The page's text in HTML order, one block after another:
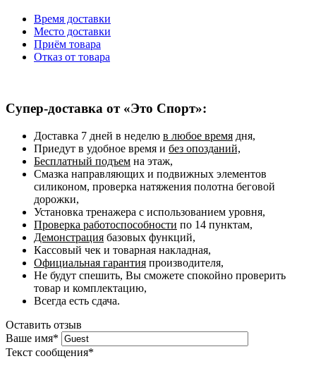
Время доставки
Место доставки
Приём товара
Отказ от товара
Супер-доставка от «Это Спорт»:
Доставка 7 дней в неделю в любое время дня,
Приедут в удобное время и без опозданий,
Бесплатный подъем на этаж,
Смазка направляющих и подвижных элементов
силиконом, проверка натяжения полотна беговой
дорожки,
Установка тренажера с использованием уровня,
Проверка работоспособности по 14 пунктам,
Демонстрация базовых функций,
Кассовый чек и товарная накладная,
Официальная гарантия производителя,
Не будут спешить, Вы сможете спокойно проверить
товар и комплектацию,
Всегда есть сдача.
Оставить отзыв
Ваше имя*
Текст сообщения*